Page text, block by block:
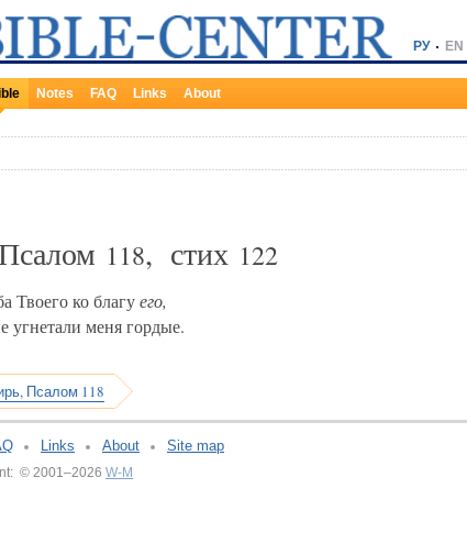
РУ EN
Notes FAQ Links About
118, стих 122
Твоего ко благуего,
угнетали меня гордые.
Псалом 118
Links About Site map
© 2001–2026 W-M